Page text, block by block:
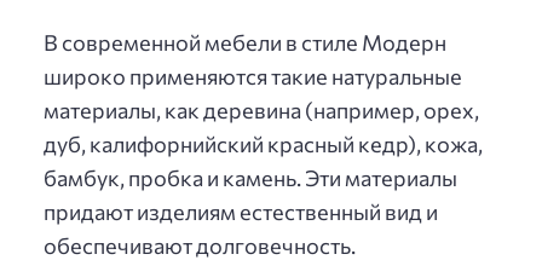
В современной мебели в стиле Модерн
широко применяются такие натуральные
материалы, как деревина (например, орех,
дуб, калифорнийский красный кедр), кожа,
бамбук, пробка и камень. Эти материалы
придают изделиям естественный вид и
обеспечивают долговечность.